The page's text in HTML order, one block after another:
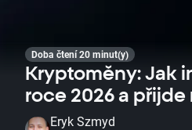
Doba čtení 20 minut(y)
Kryptoměny: Jak
roce 2026 a přijde
Eryk Szmyd